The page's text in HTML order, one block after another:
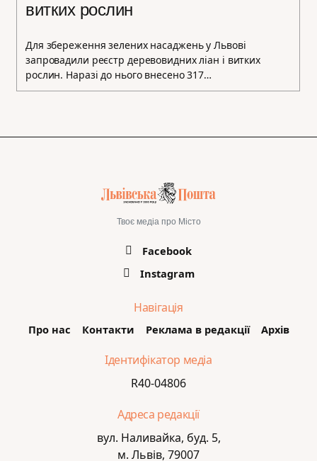
витких рослин
Для збереження зелених насаджень у Львові
запровадили реєстр деревовидних ліан і витких
рослин. Наразі до нього внесено 317…
Твоє медіа про Місто
Facebook
Instagram
Навігація
Про нас Контакти Реклама в редакції Архів
Ідентифікатор медіа
R40-04806
Адреса редакції
вул. Наливайка, буд. 5,
м. Львів, 79007